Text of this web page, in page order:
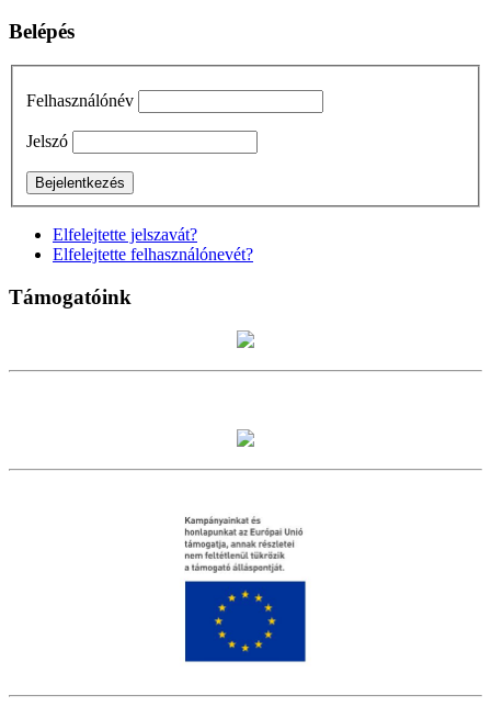
Belépés
Felhasználónév
Jelszó
Elfelejtette jelszavát?
Elfelejtette felhasználónevét?
Támogatóink